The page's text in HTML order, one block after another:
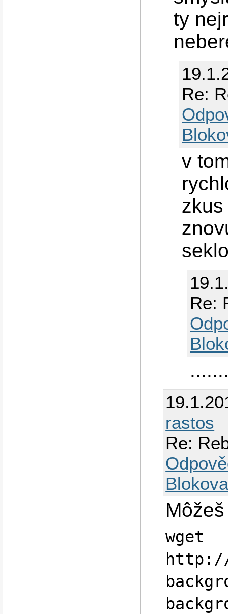
ty
Re:
v
Re:
rastos
Re:
wget
http://